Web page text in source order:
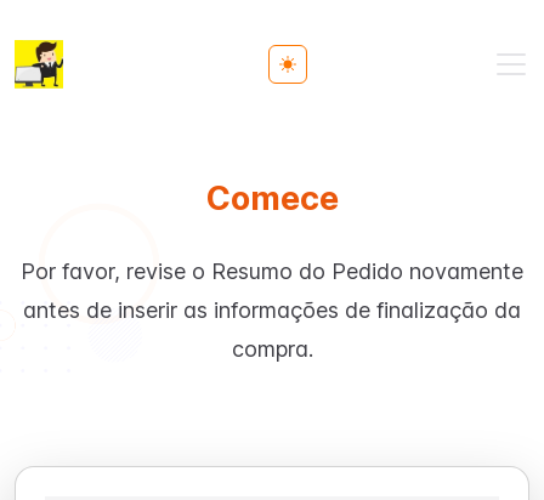
Toggle theme
Comece
Por favor, revise o Resumo do Pedido novamente
antes de inserir as informações de finalização da
compra.